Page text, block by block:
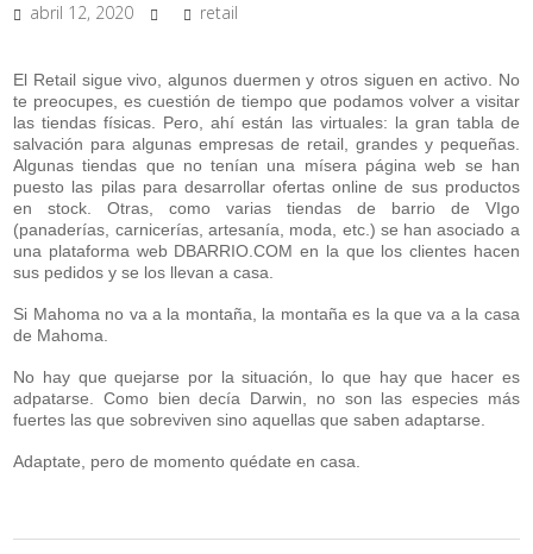
abril 12, 2020 retail
El Retail sigue vivo, algunos duermen y otros siguen en activo. No
te preocupes, es cuestión de tiempo que podamos volver a visitar
las tiendas físicas. Pero, ahí están las virtuales: la gran tabla de
salvación para algunas empresas de retail, grandes y pequeñas.
Algunas tiendas que no tenían una mísera página web se han
puesto las pilas para desarrollar ofertas online de sus productos
en stock. Otras, como varias tiendas de barrio de VIgo
(panaderías, carnicerías, artesanía, moda, etc.) se han asociado a
una plataforma web DBARRIO.COM en la que los clientes hacen
sus pedidos y se los llevan a casa.
Si Mahoma no va a la montaña, la montaña es la que va a la casa
de Mahoma.
No hay que quejarse por la situación, lo que hay que hacer es
adpatarse. Como bien decía Darwin, no son las especies más
fuertes las que sobreviven sino aquellas que saben adaptarse.
Adaptate, pero de momento quédate en casa.